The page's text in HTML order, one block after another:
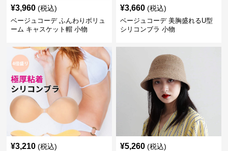
¥3,960 (税込)
ベージュコーデ ふんわりボリュ
ーム キャスケット帽 小物
¥3,660 (税込)
ベージュコーデ 美胸盛れるU型
シリコンブラ 小物
¥3,210 (税込) ¥5,260 (税込)